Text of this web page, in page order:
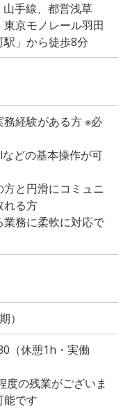
山手線、都営浅草
京モノレール羽田
」から徒歩8分
経験がある方 ※必
どの基本操作が可
と円滑にコミュニ
れる方
務に柔軟に対応で
）
（休憩1h・実働
度の残業がございま
能です